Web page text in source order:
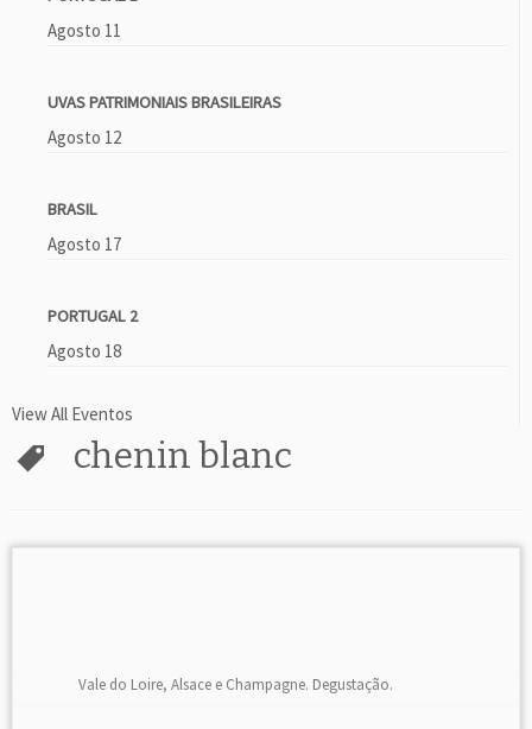
Agosto 11
UVAS PATRIMONIAIS BRASILEIRAS
Agosto 12
BRASIL
Agosto 17
PORTUGAL 2
Agosto 18
View All Eventos
chenin blanc
Vale do Loire, Alsace e Champagne. Degustação.